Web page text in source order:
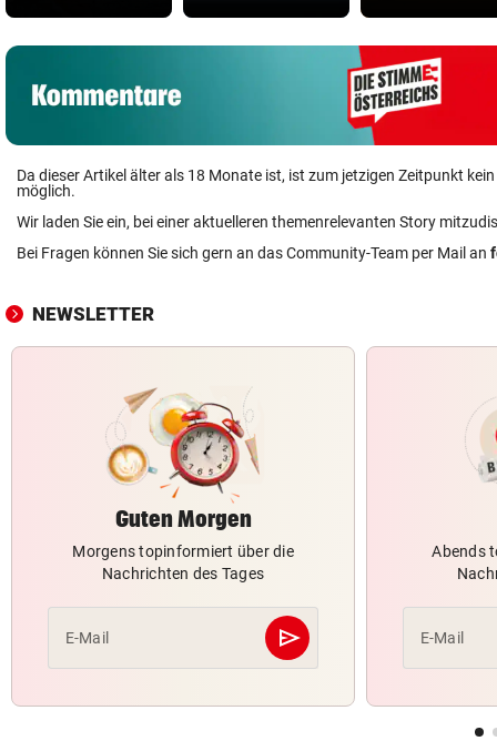
Da dieser Artikel älter als 18 Monate ist, ist zum jetzigen Zeitpunkt
möglich.
Wir laden Sie ein, bei einer aktuelleren themenrelevanten Story
Bei Fragen können Sie sich gern an das Community-Team per Mail an
NEWSLETTER
Guten Morgen
Morgens topinformiert über die
Nachrichten des Tages
E-Mail send
Abschicken
Abends
E-Mail